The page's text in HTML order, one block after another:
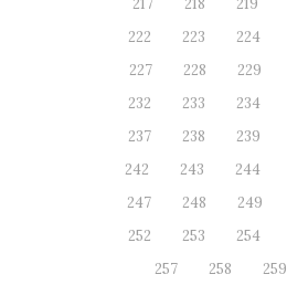
217
218 219
222
223 224
227
228 229
232
233 234
237
238 239
242
243 244
247
248 249
252
253 254
257
258 259